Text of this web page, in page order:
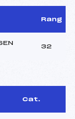
Rang
32
Cat.